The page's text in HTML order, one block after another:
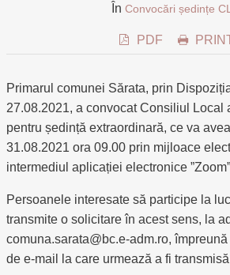
În Convocări ședințe CL
PDF
Primarul comunei Sărata, prin
27.08.2021, a convocat Consiliul Local
pentru ședință extraordinară, ce va
31.08.2021 ora 09.00 prin mijloace
intermediul aplicației electronice
Persoanele interesate să participe la
transmite o solicitare în acest sens, la
comuna.sarata@bc.e-adm.ro,
de e-mail la care urmează a fi